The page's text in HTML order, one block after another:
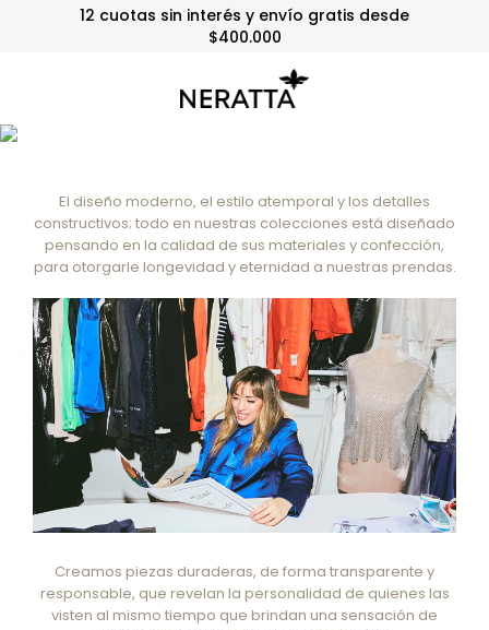
12 cuotas sin interés y envío gratis desde
$400.000
El diseño moderno, el estilo atemporal y los detalles
constructivos; todo en nuestras colecciones está diseñado
pensando en la calidad de sus materiales y confección,
para otorgarle longevidad y eternidad a nuestras prendas.
Creamos piezas duraderas, de forma transparente y
responsable, que revelan la personalidad de quienes las
visten al mismo tiempo que brindan una sensación de